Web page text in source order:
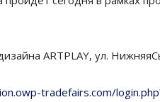
ARTPLAY, ул.
tradefairs.com/